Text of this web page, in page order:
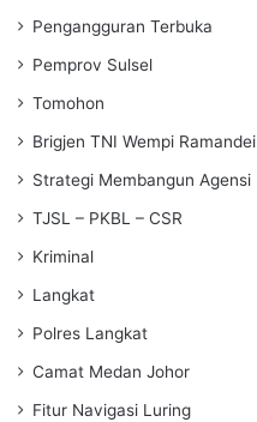
Pengangguran Terbuka
Pemprov Sulsel
Tomohon
Brigjen TNI Wempi Ramandei
Strategi Membangun Agensi
TJSL – PKBL – CSR
Kriminal
Langkat
Polres Langkat
Camat Medan Johor
Fitur Navigasi Luring